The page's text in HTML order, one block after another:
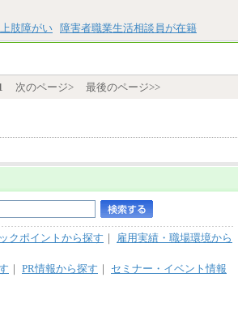
■(株)JTBパブリッシング ※2027年新卒募集
中途：
①月給227,000円以上
⑤月給20万円～25万円
⑰月給237,000円以上
⑱月給212,000円以上
⑲東京：月給202,000 円以上 、京都：月給19
3,000 円以上
⑳月給205,000円以上
㉒月給185,000 円以上
上肢障がい 障害者職業生活相談員が在籍
次のページ> 最後のページ>>
クポイントから探す ｜ 雇用実績・職場環境から
｜ PR情報から探す ｜ セミナー・イベント情報